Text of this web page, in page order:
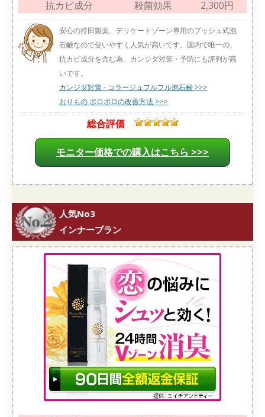
抗カビ成分
殺菌効果
2,300円
安心の持田製薬、デリケートゾーン専用のプッシュ式泡
石鹸なので使いやすく人気が高いです。国内で唯一の、
抗カビ成分を含む為、カンジダ対策・予防にも評判が高
いです。
カンジダ対策 - コラージュフルフル泡石鹸 >>>
おりもの ポロポロの改善方法 >>>
総合評価
モニター価格での購入はこちら >>>
人気No3
インナーブラン